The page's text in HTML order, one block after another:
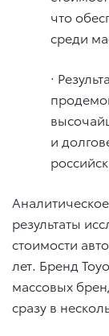
что
среди
·
и
результаты
стоимости
лет. Бренд
массовых
сразу в